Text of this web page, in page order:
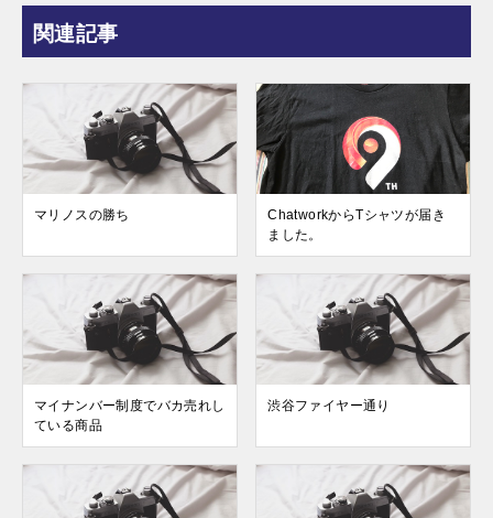
関連記事
マリノスの勝ち
ChatworkからTシャツが届き
ました。
マイナンバー制度でバカ売れし
ている商品
渋谷ファイヤー通り